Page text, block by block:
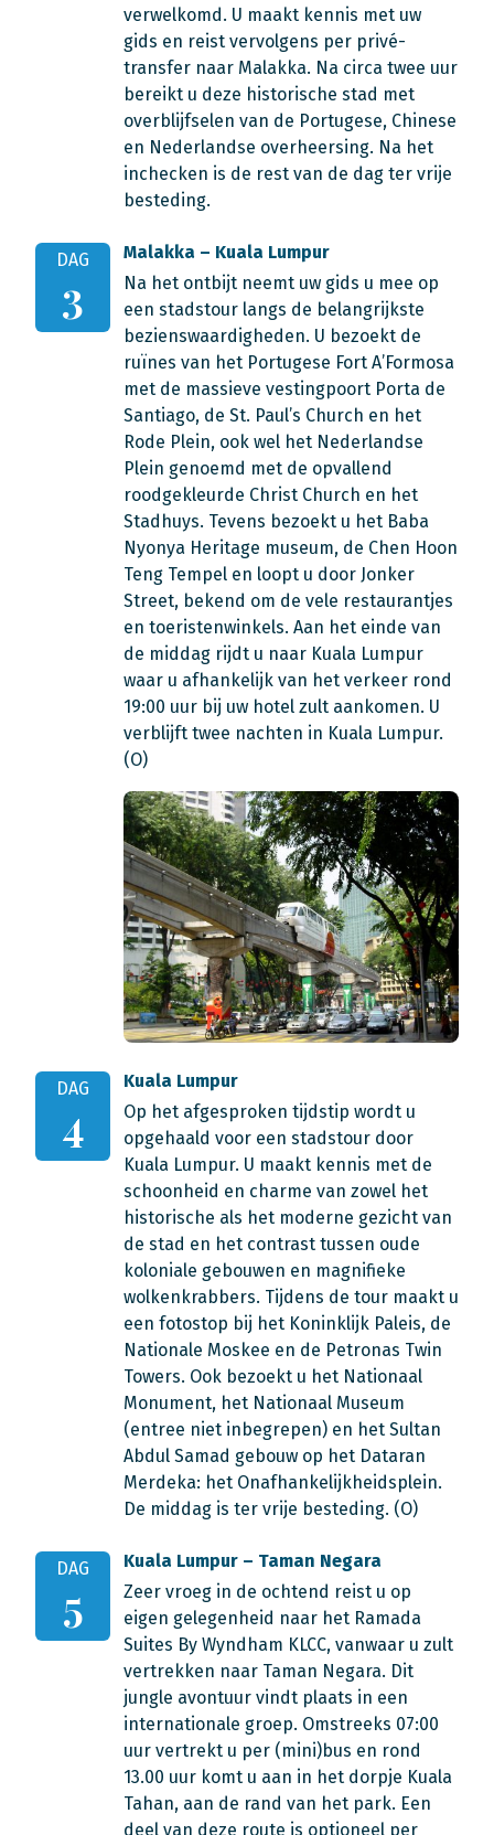
verwelkomd. U maakt kennis met uw
gids en reist vervolgens per privé-
transfer naar Malakka. Na circa twee uur
bereikt u deze historische stad met
overblijfselen van de Portugese, Chinese
en Nederlandse overheersing. Na het
inchecken is de rest van de dag ter vrije
besteding.
DAG
3
Malakka – Kuala Lumpur
Na het ontbijt neemt uw gids u mee op
een stadstour langs de belangrijkste
bezienswaardigheden. U bezoekt de
ruïnes van het Portugese Fort A’Formosa
met de massieve vestingpoort Porta de
Santiago, de St. Paul’s Church en het
Rode Plein, ook wel het Nederlandse
Plein genoemd met de opvallend
roodgekleurde Christ Church en het
Stadhuys. Tevens bezoekt u het Baba
Nyonya Heritage museum, de Chen Hoon
Teng Tempel en loopt u door Jonker
Street, bekend om de vele restaurantjes
en toeristenwinkels. Aan het einde van
de middag rijdt u naar Kuala Lumpur
waar u afhankelijk van het verkeer rond
19:00 uur bij uw hotel zult aankomen. U
verblijft twee nachten in Kuala Lumpur.
(O)
DAG
4
Kuala Lumpur
Op het afgesproken tijdstip wordt u
opgehaald voor een stadstour door
Kuala Lumpur. U maakt kennis met de
schoonheid en charme van zowel het
historische als het moderne gezicht van
de stad en het contrast tussen oude
koloniale gebouwen en magnifieke
wolkenkrabbers. Tijdens de tour maakt u
een fotostop bij het Koninklijk Paleis, de
Nationale Moskee en de Petronas Twin
Towers. Ook bezoekt u het Nationaal
Monument, het Nationaal Museum
(entree niet inbegrepen) en het Sultan
Abdul Samad gebouw op het Dataran
Merdeka: het Onafhankelijkheidsplein.
De middag is ter vrije besteding. (O)
DAG
5
Kuala Lumpur – Taman Negara
Zeer vroeg in de ochtend reist u op
eigen gelegenheid naar het Ramada
Suites By Wyndham KLCC, vanwaar u zult
vertrekken naar Taman Negara. Dit
jungle avontuur vindt plaats in een
internationale groep. Omstreeks 07:00
uur vertrekt u per (mini)bus en rond
13.00 uur komt u aan in het dorpje Kuala
Tahan, aan de rand van het park. Een
deel van deze route is optioneel per